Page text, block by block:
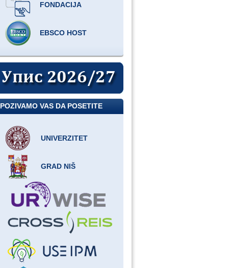
FONDACIJA
EBSCO HOST
POZIVAMO VAS DA POSETITE
UNIVERZITET
GRAD NIŠ